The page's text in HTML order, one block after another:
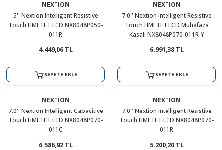
NEXTION
5'' Nextion Intelligent Resistive
Touch HMI TFT LCD NX8048P050-
011R
4.449,06 TL
SEPETE EKLE
NEXTION
7.0'' Nextion Intelligent Resistive
Touch HMI TFT LCD Muhafaza
Kasalı NX8048P070-011R-Y
6.991,38 TL
SEPETE EKLE
NEXTION
7.0'' Nextion Intelligent Capacitive
Touch HMI TFT LCD NX8048P070-
011C
6.586,92 TL
NEXTION
7.0'' Nextion Intelligent Resistive
Touch HMI TFT LCD NX8048P070-
011R
5.200,20 TL